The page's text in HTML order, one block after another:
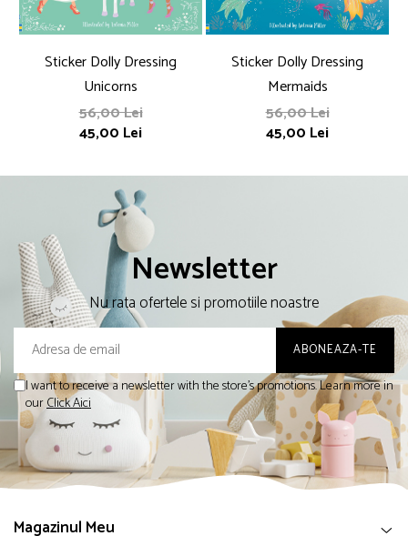
Sticker Dolly Dressing
Unicorns
56,00 Lei
45,00 Lei
Sticker Dolly Dressing
Mermaids
56,00 Lei
45,00 Lei
Newsletter
Nu rata ofertele si promotiile noastre
I want to receive a newsletter with the store's promotions. Learn more in
ourClick Aici
Magazinul Meu